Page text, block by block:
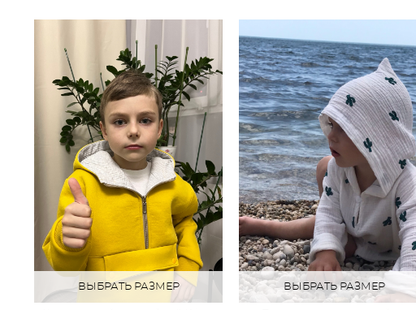
ВЫБРАТЬ РАЗМЕР ВЫБРАТЬ РАЗМЕР